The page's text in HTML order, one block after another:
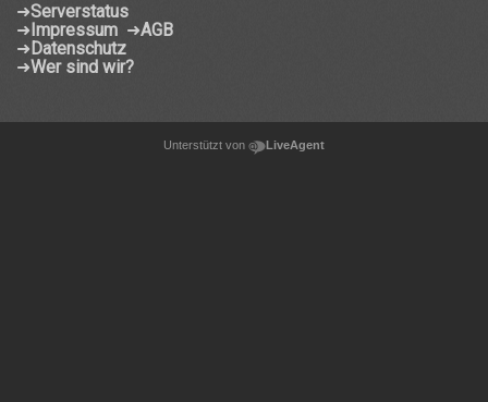
➜Serverstatus
➜Impressum ➜AGB
➜ Datenschutz
➜Wer sind wir?
Unterstützt von LiveAgent